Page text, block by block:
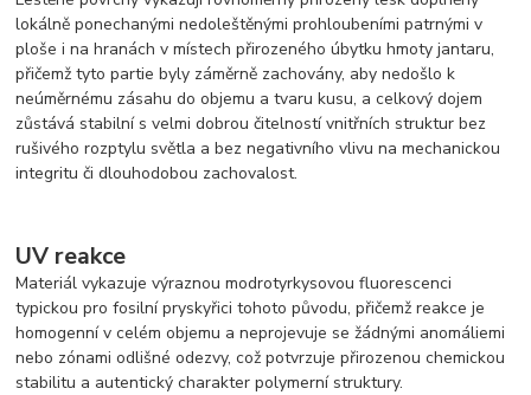
lokálně ponechanými nedoleštěnými prohloubeními patrnými v
ploše i na hranách v místech přirozeného úbytku hmoty jantaru,
přičemž tyto partie byly záměrně zachovány, aby nedošlo k
neúměrnému zásahu do objemu a tvaru kusu, a celkový dojem
zůstává stabilní s velmi dobrou čitelností vnitřních struktur bez
rušivého rozptylu světla a bez negativního vlivu na mechanickou
integritu či dlouhodobou zachovalost.
UV reakce
Materiál vykazuje výraznou modrotyrkysovou fluorescenci
typickou pro fosilní pryskyřici tohoto původu, přičemž reakce je
homogenní v celém objemu a neprojevuje se žádnými anomáliemi
nebo zónami odlišné odezvy, což potvrzuje přirozenou chemickou
stabilitu a autentický charakter polymerní struktury.